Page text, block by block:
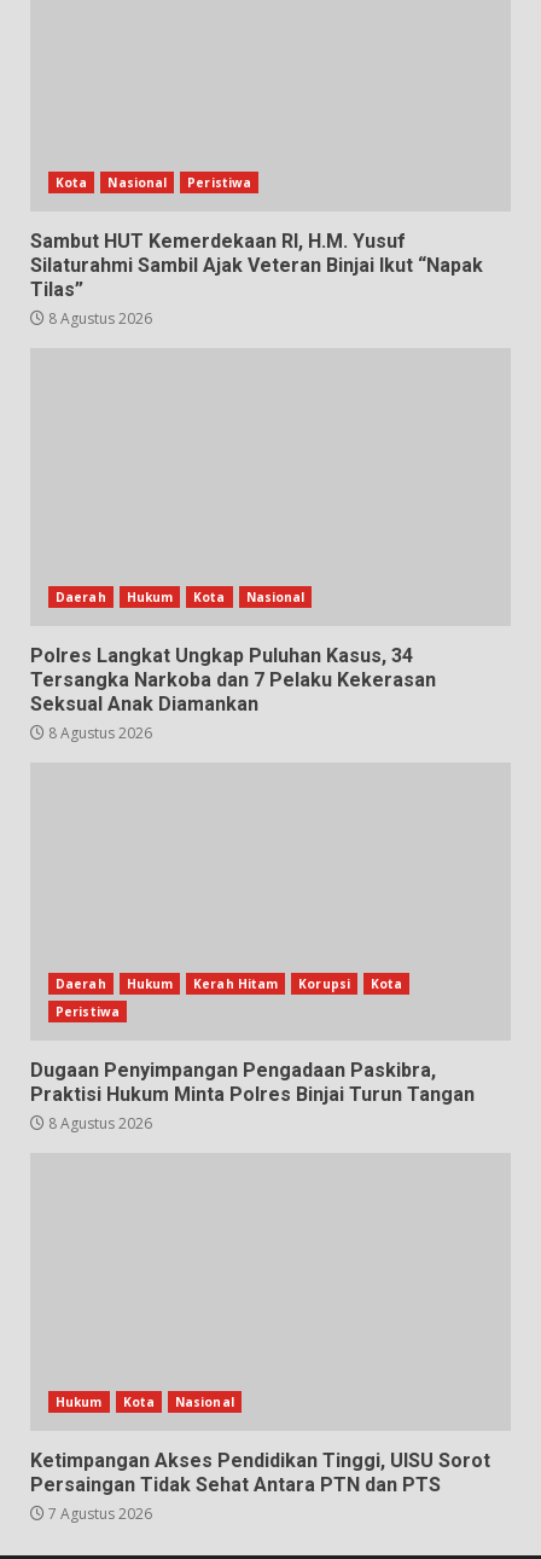
Kota Nasional Peristiwa
Sambut HUT Kemerdekaan RI, H.M. Yusuf
Silaturahmi Sambil Ajak Veteran Binjai Ikut “Napak
Tilas”
8 Agustus 2026
Daerah Hukum Kota Nasional
Polres Langkat Ungkap Puluhan Kasus, 34
Tersangka Narkoba dan 7 Pelaku Kekerasan
Seksual Anak Diamankan
8 Agustus 2026
Daerah Hukum Kerah Hitam Korupsi
Kota
Peristiwa
Dugaan Penyimpangan Pengadaan Paskibra,
Praktisi Hukum Minta Polres Binjai Turun Tangan
8 Agustus 2026
Hukum Kota Nasional
Ketimpangan Akses Pendidikan Tinggi, UISU Sorot
Persaingan Tidak Sehat Antara PTN dan PTS
7 Agustus 2026